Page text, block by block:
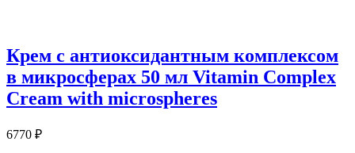
Крем с антиоксидантным комплексом
в микросферах 50 мл Vitamin Complex
Cream with microspheres
6770 ₽